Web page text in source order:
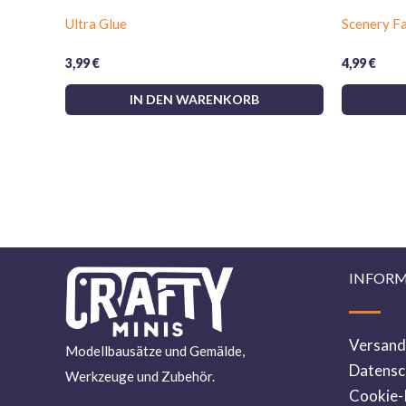
Ultra Glue
3,99€
IN DEN WARENKORB
Scenery
4,99€
Modellbausätze und Gemälde,
Werkzeuge und Zubehör.